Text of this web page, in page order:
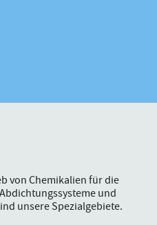
von Chemikalien für die
und
unsere Spezialgebiete.